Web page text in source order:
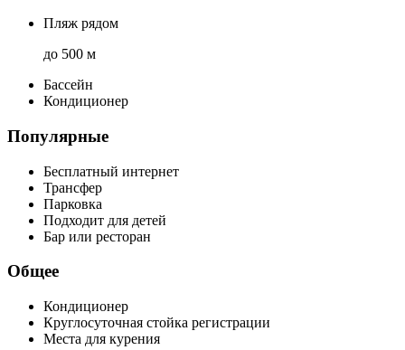
Пляж рядом
до 500 м
Бассейн
Кондиционер
Популярные
Бесплатный интернет
Трансфер
Парковка
Подходит для детей
Бар или ресторан
Общее
Кондиционер
Круглосуточная стойка регистрации
Места для курения